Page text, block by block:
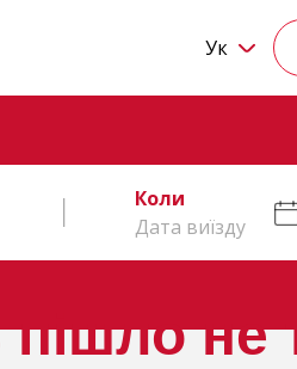
не
Ук
Коли
Дата виїзду